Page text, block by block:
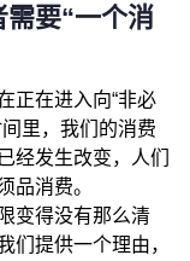
要“一个消
正在进入向“非必
里，我们的消费
经发生改变，人们
品消费。
变得没有那么清
们提供一个理由，